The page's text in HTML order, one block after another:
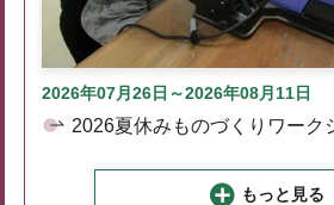
2026年07月26日～2026年08月11日
2026夏休みものづくりワーク
もっと見る